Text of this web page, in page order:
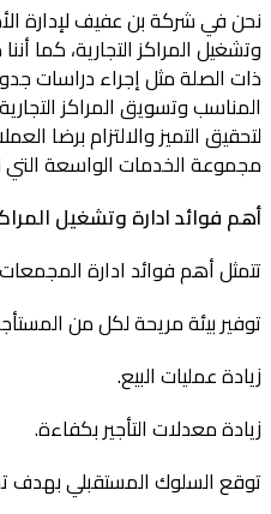
نحن في شركة بن عفيف لإدارة
وتشغيل المراكز التجارية، كما
ذات الصلة مثل إجراء دراسات
المناسب وتسويق المراكز
لتحقيق التميز والالتزام برضا
مجموعة الخدمات الواسعة التي
أهم فوائدادارة وتشغيل
تتمثل أهم فوائد ادارة المجمعات
توفير بيئة مريحة لكل من
زيادة عمليات البيع.
زيادة معدلات التأجير بكفاءة.
توقع السلوك المستقبلي بهدف